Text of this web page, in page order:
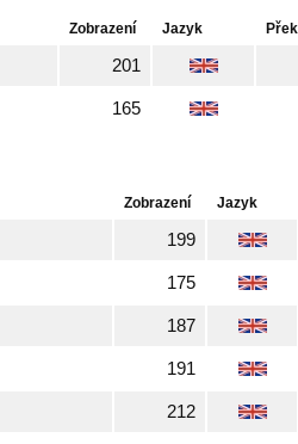
Zobrazení Jazyk
201
165
Zobrazení Jazyk
199
175
187
191
212